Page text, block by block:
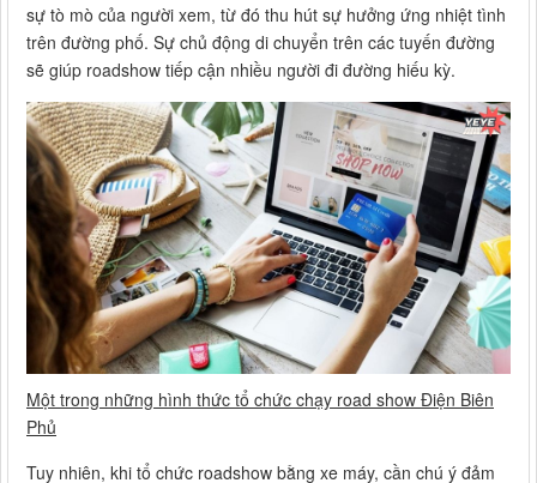
sự tò mò của người xem, từ đó thu hút sự hưởng ứng nhiệt tình
trên đường phố. Sự chủ động di chuyển trên các tuyến đường
sẽ giúp roadshow tiếp cận nhiều người đi đường hiếu kỳ.
Một trong những hình thức tổ chức chạy road show Điện Biên
Phủ
Tuy nhiên, khi tổ chức roadshow bằng xe máy, cần chú ý đảm